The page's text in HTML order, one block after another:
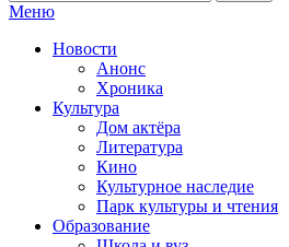
Меню
Новости
Анонс
Хроника
Культура
Дом актёра
Литература
Кино
Культурное наследие
Парк культуры и чтения
Образование